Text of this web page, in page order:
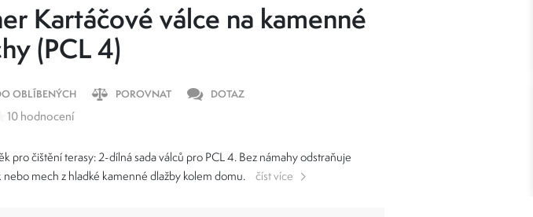
Kartáčové válce na kamenné
(PCL 4)
OBLÍBENÝCH POROVNAT DOTAZ
10 hodnocení
pro čištění terasy: 2-dílná sada válců pro PCL 4. Bez námahy odstraňuje
nebo mech z hladké kamenné dlažby kolem domu.
číst více